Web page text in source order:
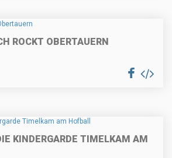
ROCKT OBERTAUERN
KINDERGARDE TIMELKAM AM